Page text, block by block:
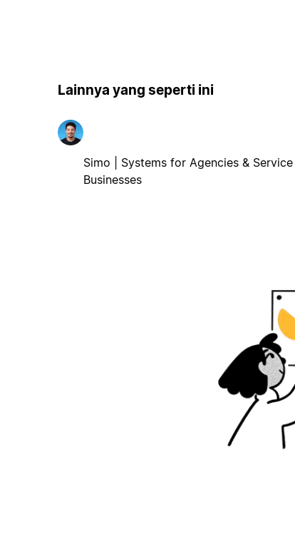
Lainnya yang seperti ini
Simo | Systems for Agencies & Service
Businesses